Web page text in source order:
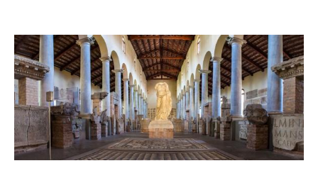
Pagine